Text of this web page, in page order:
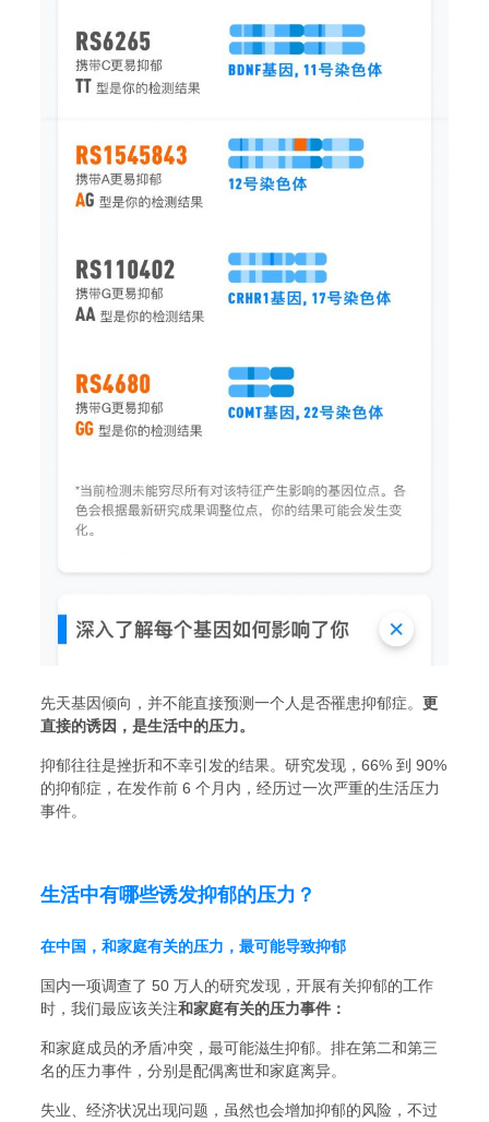
先天基因倾向，并不能直接预测一个人是否罹患抑郁症。 更
直接的诱因，是生活中的压力。
抑郁往往是挫折和不幸引发的结果。研究发现，66% 到 90%
的抑郁症，在发作前 6 个月内，经历过一次严重的生活压力
事件。
生活中有哪些诱发抑郁的压力？
在中国，和家庭有关的压力，最可能导致抑郁
国内一项调查了 50 万人的研究发现，开展有关抑郁的工作
时，我们最应该关注和家庭有关的压力事件：
和家庭成员的矛盾冲突，最可能滋生抑郁。排在第二和第三
名的压力事件，分别是配偶离世和家庭离异。
失业、经济状况出现问题，虽然也会增加抑郁的风险，不过